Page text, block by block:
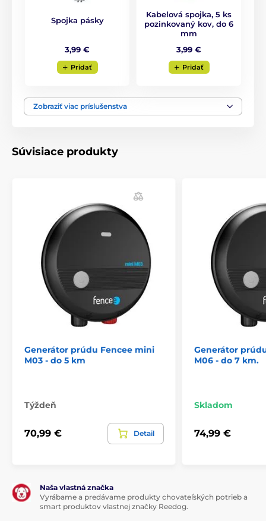
Obsah balení
Generátor fencee power P10
Zemniaci kábel 150 cm (očko-očko)
Výstražná tabuľka fencee
Návod na obsluhu
predchádzajúceho upozornenia. Obrázky majú len
ilustračný charakter.
Spojka pásky
3,99 €
Pridať
Kabelová spojka, 5 ks
pozinkovaný kov, do 6
mm
3,99 €
Pridať
Zobraziť viac príslušenstva
Súvisiace produkty
Generátor prúdu Fencee mini
M03 - do 5 km
Týždeň
70,99 € Detail
Generátor
M06 - do 7 km.
Skladom
74,99 €
Naša vlastná značka
Vyrábame a predávame produkty chovateľských potrieb a
smart produktov vlastnej značky Reedog.